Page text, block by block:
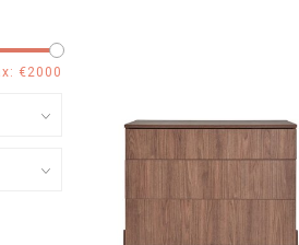
€2000